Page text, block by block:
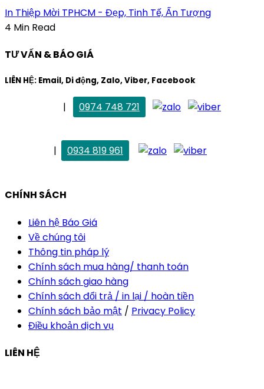
In Thiệp Mời TPHCM - Đẹp, Tinh Tế, Ấn Tượng
4 Min Read
TƯ VẤN & BÁO GIÁ
LIÊN HỆ: Email, Di động, Zalo, Viber, Facebook
|
0974 748 721
|
0934 819 961
CHÍNH SÁCH
Liên hệ Báo Giá
Về chúng tôi
Thông tin pháp lý
Chính sách mua hàng/ thanh toán
Chính sách giao hàng
Chính sách đổi trả / in lại / hoàn tiền
Chính sách bảo mật / Privacy Policy
Điều khoản dịch vụ
LIÊN HỆ